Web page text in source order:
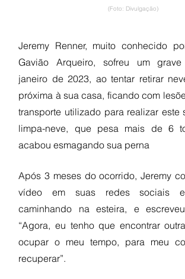
(Foto: Divulgação)
Jeremy Renner, muito conhecido
Gavião Arqueiro, sofreu um
janeiro de 2023, ao tentar retirar
próxima à sua casa, ficando com
transporte utilizado para realizar este
limpa-neve, que pesa mais de 6
acabou esmagando sua perna
Após 3 meses do ocorrido, Jeremy
vídeo em suas redes sociais
caminhando na esteira, e
“Agora, eu tenho que encontrar
ocupar o meu tempo, para meu
recuperar”.